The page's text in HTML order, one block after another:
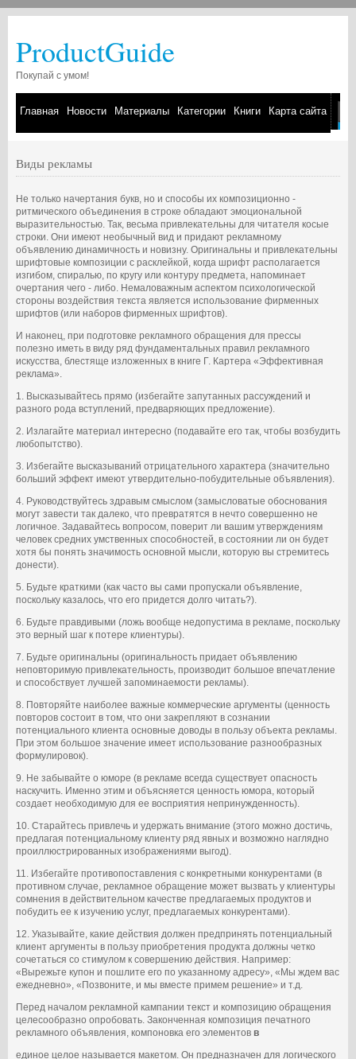
ProductGuide
Покупай с умом!
Главная Новости Материалы Категории Книги Карта сайта
Виды рекламы
Не только начертания букв, но и способы их композиционно -
ритмического объединения в строке обладают эмоциональной
выразительностью. Так, весьма привлекательны для читателя косые
строки. Они имеют необычный вид и придают рекламному
объявлению динамичность и новизну. Оригинальны и привлекательны
шрифтовые композиции с расклейкой, когда шрифт располагается
изгибом, спиралью, по кругу или контуру предмета, напоминает
очертания чего - либо. Немаловажным аспектом психологической
стороны воздействия текста является использование фирменных
шрифтов (или наборов фирменных шрифтов).
И наконец, при подготовке рекламного обращения для прессы
полезно иметь в виду ряд фундаментальных правил рекламного
искусства, блестяще изложенных в книге Г. Картера «Эффективная
реклама».
1. Высказывайтесь прямо (избегайте запутанных рассуждений и
разного рода вступлений, предваряющих предложение).
2. Излагайте материал интересно (подавайте его так, чтобы возбудить
любопытство).
3. Избегайте высказываний отрицательного характера (значительно
больший эффект имеют утвердительно-побудительные объявления).
4. Руководствуйтесь здравым смыслом (замысловатые обоснования
могут завести так далеко, что превратятся в нечто совершенно не
логичное. Задавайтесь вопросом, поверит ли вашим утверждениям
человек средних умственных способностей, в состоянии ли он будет
хотя бы понять значимость основной мысли, которую вы стремитесь
донести).
5. Будьте краткими (как часто вы сами пропускали объявление,
поскольку казалось, что его придется долго читать?).
6. Будьте правдивыми (ложь вообще недопустима в рекламе, поскольку
это верный шаг к потере клиентуры).
7. Будьте оригинальны (оригинальность придает объявлению
неповторимую привлекательность, производит большое впечатление
и способствует лучшей запоминаемости рекламы).
8. Повторяйте наиболее важные коммерческие аргументы (ценность
повторов состоит в том, что они закрепляют в сознании
потенциального клиента основные доводы в пользу объекта рекламы.
При этом большое значение имеет использование разнообразных
формулировок).
9. Не забывайте о юморе (в рекламе всегда существует опасность
наскучить. Именно этим и объясняется ценность юмора, который
создает необходимую для ее восприятия непринужденность).
10. Старайтесь привлечь и удержать внимание (этого можно достичь,
предлагая потенциальному клиенту ряд явных и возможно наглядно
проиллюстрированных изображениями выгод).
11. Избегайте противопоставления с конкретными конкурентами (в
противном случае, рекламное обращение может вызвать у клиентуры
сомнения в действительном качестве предлагаемых продуктов и
побудить ее к изучению услуг, предлагаемых конкурентами).
12. Указывайте, какие действия должен предпринять потенциальный
клиент аргументы в пользу приобретения продукта должны четко
сочетаться со стимулом к совершению действия. Например:
«Вырежьте купон и пошлите его по указанному адресу», «Мы ждем вас
ежедневно», «Позвоните, и мы вместе примем решение» и т.д.
Перед началом рекламной кампании текст и композицию обращения
целесообразно опробовать. Законченная композиция печатного
рекламного объявления, компоновка его элементов в
единое целое называется макетом. Он предназначен для логического